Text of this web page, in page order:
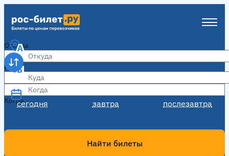
Откуда
Куда
Когда
сегодня завтра послезавтра
Когда
Найти билеты